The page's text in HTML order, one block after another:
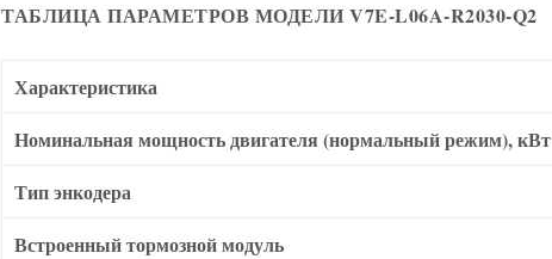
ТАБЛИЦА ПАРАМЕТРОВ МОДЕЛИ V7E-L06A-R2030-Q2
Характеристика
Номинальная мощность двигателя (нормальный режим), кВт
Тип энкодера
Встроенный тормозной модуль